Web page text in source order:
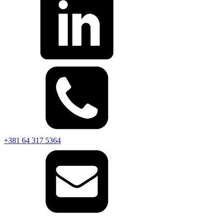
+381 64 317 5364